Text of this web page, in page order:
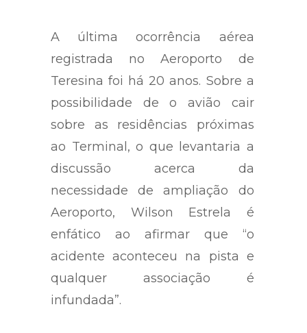
A última ocorrência aérea
registrada no Aeroporto de
Teresina foi há 20 anos. Sobre a
possibilidade de o avião cair
sobre as residências próximas
ao Terminal, o que levantaria a
discussão acerca da
necessidade de ampliação do
Aeroporto, Wilson Estrela é
enfático ao afirmar que “o
acidente aconteceu na pista e
qualquer associação é
infundada”.